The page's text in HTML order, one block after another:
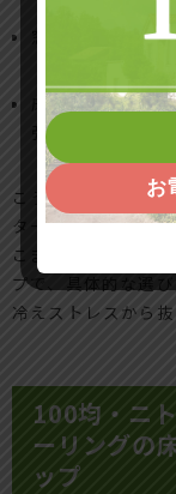
窓にはカーテン
床がフカフカす
強化ではなく、
こうした整理がで
ター、業務用シー
こまで効きそうか
プで、具体的な選
冷えストレスから
100均・ニ
ーリングの
ップ
お